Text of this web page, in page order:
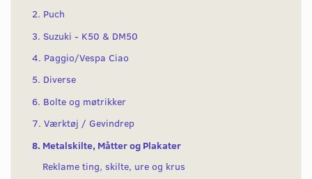
2. Puch
3. Suzuki - K50 & DM50
4. Paggio/Vespa Ciao
5. Diverse
6. Bolte og møtrikker
7. Værktøj / Gevindrep
8. Metalskilte, Måtter og Plakater
Reklame ting, skilte, ure og krus